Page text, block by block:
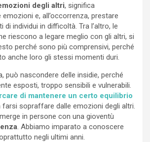
degli altri, significa
e, all’occorrenza, prestare
individui in difficoltà. Tra l’altro, le
riescono a legare meglio con gli altri, si
perché sono più comprensivi, perché
anche loro gli stessi momenti duri.
può nascondere delle insidie, perché
esposti, troppo sensibili e vulnerabili.
di mantenere un certo equilibrio
farsi sopraffare dalle emozioni degli altri.
in persone con una gioventù
. Abbiamo imparato a conoscere
negli ultimi anni.